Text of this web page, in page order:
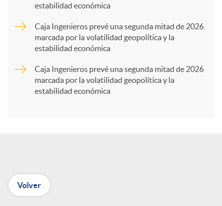
n
estabilidad económica
Caja Ingenieros prevé una segunda mitad de 2026
marcada por la volatilidad geopolítica y la
estabilidad económica
Caja Ingenieros prevé una segunda mitad de 2026
marcada por la volatilidad geopolítica y la
estabilidad económica
Volver